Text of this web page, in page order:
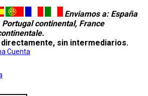
Enviamos a: España
continental, France
sin intermediarios.
Cuenta